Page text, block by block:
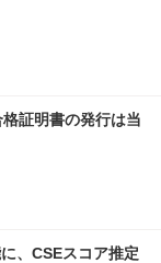
証明書の発行は当
、CSEスコア推定